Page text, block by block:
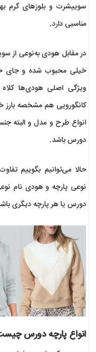
سوییشرت و بلوزهای گرم
مناسبی دارد.
در مقابل هودی به‌نوعی از
خیلی محبوب شده و جای
ویژگی اصلی هودی‌ها
کانگورویی هم مشخصه
انواع طرح و مدل و البته
دورس باشد.
حالا می‌توانیم بگوییم
نوعی پارچه و هودی نام
دورس یا هر پارچه دیگری
انواع پارچه دورس